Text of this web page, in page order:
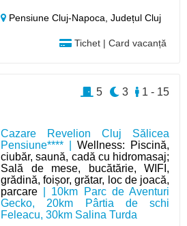
Pensiune Cluj-Napoca,Județul Cluj
Tichet | Card vacanță
Cazare Revelion Cluj Sălicea
Pensiune**** |Wellness: Piscină,
ciubăr, saună, cadă cu hidromasaj;
Sală de mese, bucătărie, WIFI,
grădină, foișor, grătar, loc de joacă,
parcare | 10km Parc de Aventuri
Gecko, 20km Pârtia de schi
Feleacu, 30km Salina Turda
1 - 15
3
5